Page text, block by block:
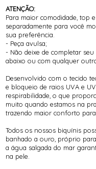
ATENÇÃO:
Para maior comodidade, top
separadamente para você
sua preferência.
- Peça avulsa;
- Não deixe de completar
abaixo ou com qualquer
Desenvolvido com o tecido
e bloqueio de raios UVA e
respirabilidade, o que
muito quando estamos na
trazendo maior conforto
Todos os nossos biquínis
banhado a ouro, próprio
a água salgada do mar
na pele.